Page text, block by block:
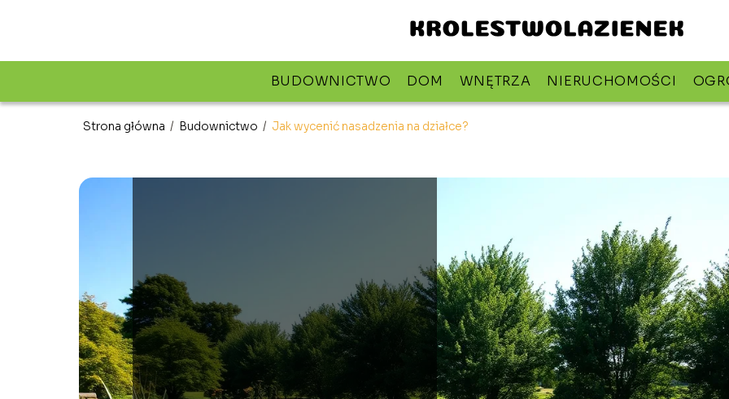
BUDOWNICTWO DOM WNĘTRZA NIERUCHOMOŚCI
Strona główna / Budownictwo / Jak wycenić nasadzenia na działce?